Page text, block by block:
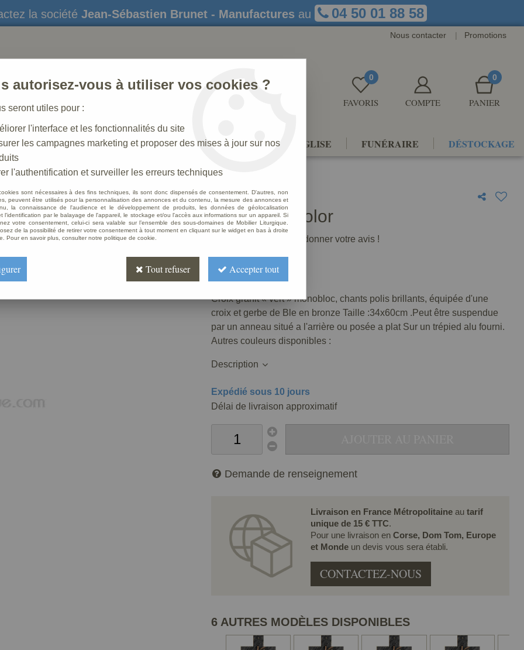
la société Jean-Sébastien Brunet - Manufactures au 04 50 01 88 58
Nous contacter | Promotions
0
FAVORIS COMPTE
0
PANIER
STATUES CRÈCHES DE NOËL AMÉNAGEMENTS D'ÉGLISE FUNÉRAIRE DÉSTOCKAGE
Croix Multicolor
Soyez le premier à donner votre avis !
Réf. :FUPG0053-075
Croix granit « vert » monobloc, chants polis brillants, équipée d'une
croix et gerbe de Ble en bronze Taille :34x60cm .Peut être suspendue
par un anneau situé a l'arrière ou posée a plat Sur un trépied alu fourni.
Autres couleurs disponibles :
Description
Expédié sous 10 jours
Délai de livraison approximatif
Demande de renseignement
Livraison en France Métropolitaineau tarif
unique de 15 € TTC.
Pour une livraison en Corse, Dom Tom, Europe
et Monde un devis vous sera établi.
CONTACTEZ-NOUS
6 AUTRES MODÈLES DISPONIBLES
autorisez-vous à utiliser vos cookies ?
seront utiles pour :
l'interface et les fonctionnalités du site
les campagnes marketing et proposer des mises à jour sur nos
l'authentification et surveiller les erreurs techniques
sont nécessaires à des fins techniques, ils sont donc dispensés de consentement. D'autres, non
peuvent être utilisés pour la personnalisation des annonces et du contenu, la mesure des annonces et
la connaissance de l'audience et le développement de produits, les données de géolocalisation
l'identification par le balayage de l'appareil, le stockage et/ou l'accès aux informations sur un appareil. Si
votre consentement, celui-ci sera valable sur l’ensemble des sous-domaines de Mobilier Liturgique.
de la possibilité de retirer votre consentement à tout moment en cliquant sur le widget en bas à droite
Pour en savoir plus, consulter notre politique de cookie.
Tout refuser Accepter tout